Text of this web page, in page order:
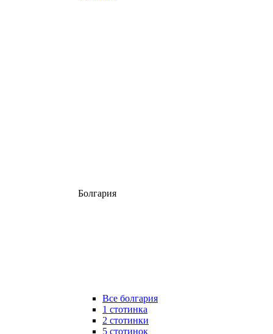
Болгария
Все болгария
1 стотинка
2 стотинки
5 стотинок